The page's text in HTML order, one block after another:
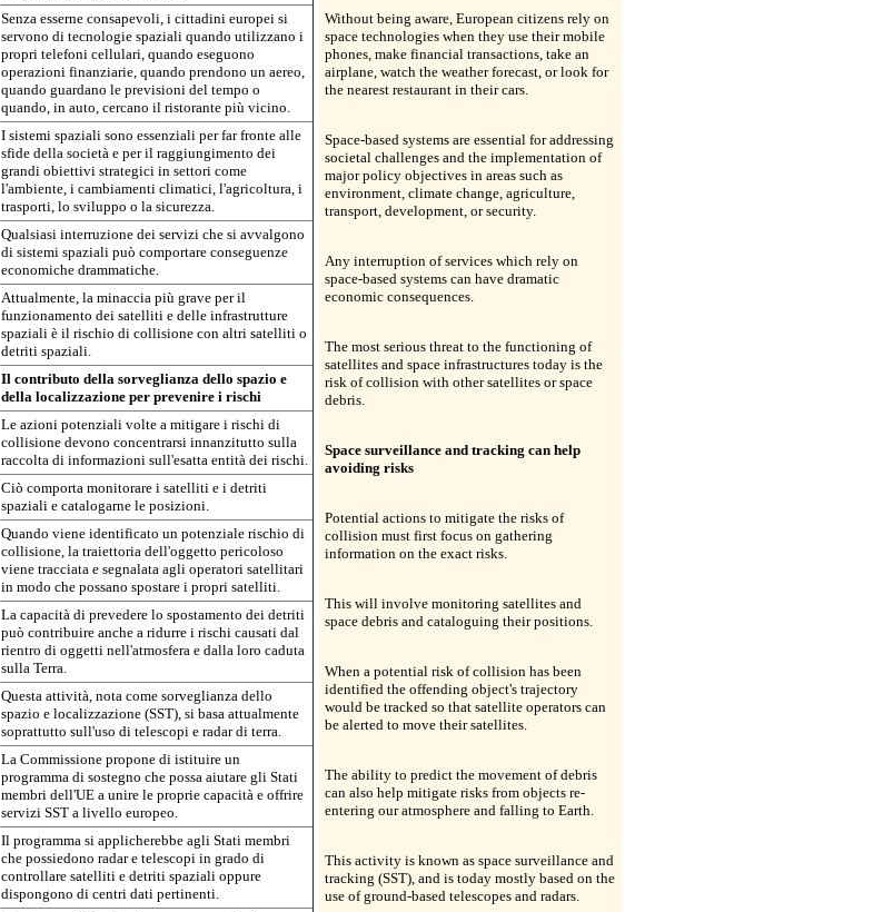
Senza esserne consapevoli, i cittadini europei si
servono di tecnologie spaziali quando utilizzano i
propri telefoni cellulari, quando eseguono
operazioni finanziarie, quando prendono un aereo,
quando guardano le previsioni del tempo o
quando, in auto, cercano il ristorante più vicino.
I sistemi spaziali sono essenziali per far fronte alle
sfide della società e per il raggiungimento dei
grandi obiettivi strategici in settori come
l'ambiente, i cambiamenti climatici, l'agricoltura, i
trasporti, lo sviluppo o la sicurezza.
Qualsiasi interruzione dei servizi che si avvalgono
di sistemi spaziali può comportare conseguenze
economiche drammatiche.
Attualmente, la minaccia più grave per il
funzionamento dei satelliti e delle infrastrutture
spaziali è il rischio di collisione con altri satelliti o
detriti spaziali.
Il contributo della sorveglianza dello spazio e
della localizzazione per prevenire i rischi
Le azioni potenziali volte a mitigare i rischi di
collisione devono concentrarsi innanzitutto sulla
raccolta di informazioni sull'esatta entità dei rischi.
Ciò comporta monitorare i satelliti e i detriti
spaziali e catalogarne le posizioni.
Quando viene identificato un potenziale rischio di
collisione, la traiettoria dell'oggetto pericoloso
viene tracciata e segnalata agli operatori satellitari
in modo che possano spostare i propri satelliti.
La capacità di prevedere lo spostamento dei detriti
può contribuire anche a ridurre i rischi causati dal
rientro di oggetti nell'atmosfera e dalla loro caduta
sulla Terra.
Questa attività, nota come sorveglianza dello
spazio e localizzazione (SST), si basa attualmente
soprattutto sull'uso di telescopi e radar di terra.
La Commissione propone di istituire un
programma di sostegno che possa aiutare gli Stati
membri dell'UE a unire le proprie capacità e offrire
servizi SST a livello europeo.
Il programma si applicherebbe agli Stati membri
che possiedono radar e telescopi in grado di
controllare satelliti e detriti spaziali oppure
dispongono di centri dati pertinenti.
Without being aware, European citizens rely on
space technologies when they use their mobile
phones, make financial transactions, take an
airplane, watch the weather forecast, or look for
the nearest restaurant in their cars.
Space-based systems are essential for addressing
societal challenges and the implementation of
major policy objectives in areas such as
environment, climate change, agriculture,
transport, development, or security.
Any interruption of services which rely on
space-based systems can have dramatic
economic consequences.
The most serious threat to the functioning of
satellites and space infrastructures today is the
risk of collision with other satellites or space
debris.
Space surveillance and tracking can help
avoiding risks
Potential actions to mitigate the risks of
collision must first focus on gathering
information on the exact risks.
This will involve monitoring satellites and
space debris and cataloguing their positions.
When a potential risk of collision has been
identified the offending object's trajectory
would be tracked so that satellite operators can
be alerted to move their satellites.
The ability to predict the movement of debris
can also help mitigate risks from objects re-
entering our atmosphere and falling to Earth.
This activity is known as space surveillance and
tracking (SST), and is today mostly based on the
use of ground-based telescopes and radars.